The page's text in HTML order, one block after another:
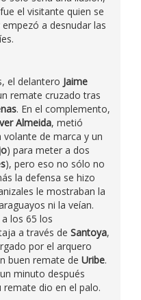
el visitante quien se
a desnudar las
el delantero Jaime
remate cruzado tras
. En el complemento,
Almeida, metió
de marca y un
) para meter a dos
), pero eso no sólo no
la defensa se hizo
le mostraban la
ni la veían.
los 65 los
a través de Santoya,
por el arquero
buen remate de Uribe.
minuto después
remate dio en el palo.